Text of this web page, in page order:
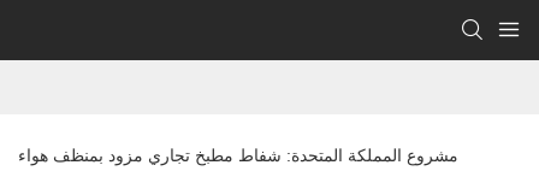
مشروع المملكة المتحدة: شفاط مطبخ تجاري مزود بمنظف هواء